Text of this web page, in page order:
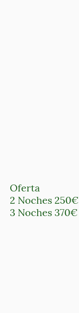
Oferta
2 Noches 250€
3 Noches 370€